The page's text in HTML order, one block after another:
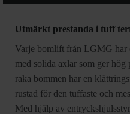
Utmärkt prestanda i tuff
Varje bomlift från LGMG har
med solida axlar som ger
raka bommen har en
rustad för den tuffaste och
Med hjälp av